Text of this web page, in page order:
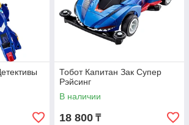
Тобот Капитан Зак Супер
Рэйсинг
В наличии
18 800 ₸